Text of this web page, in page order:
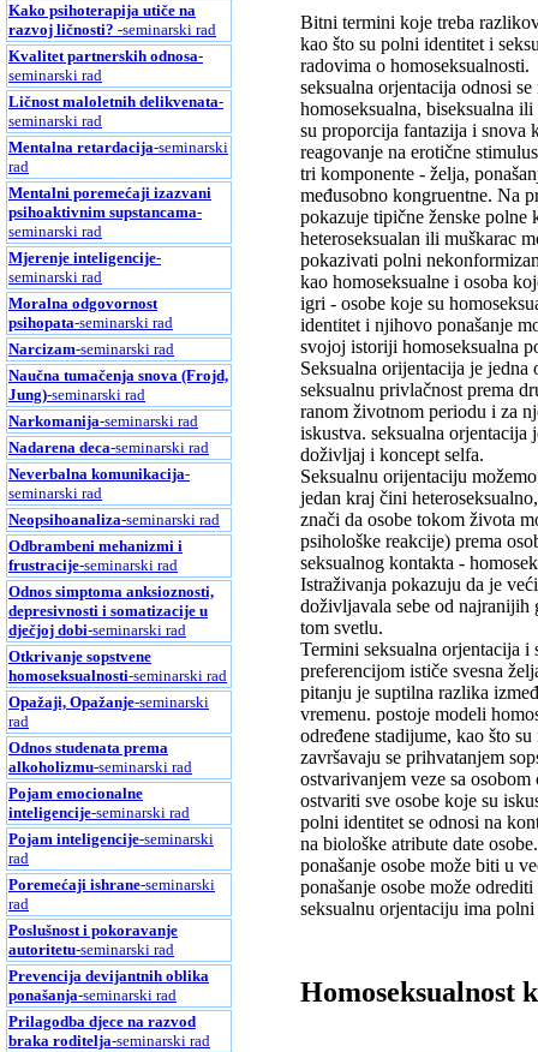
Kako psihoterapija utiče na
razvoj ličnosti? -seminarski rad
Kvalitet partnerskih odnosa-
seminarski rad
Ličnost maloletnih delikvenata-
seminarski rad
Mentalna retardacija-seminarski
rad
Mentalni poremećaji izazvani
psihoaktivnim supstancama-
seminarski rad
Mjerenje inteligencije-
seminarski rad
Moralna odgovornost
psihopata-seminarski rad
Narcizam-seminarski rad
Naučna tumačenja snova (Frojd,
Jung)-seminarski rad
Narkomanija-seminarski rad
Nadarena deca-seminarski rad
Neverbalna komunikacija-
seminarski rad
Neopsihoanaliza-seminarski rad
Odbrambeni mehanizmi i
frustracije-seminarski rad
Odnos simptoma anksioznosti,
depresivnosti i somatizacije u
dječjoj dobi-seminarski rad
Otkrivanje sopstvene
homoseksualnosti-seminarski rad
Opažaji, Opažanje-seminarski
rad
Odnos studenata prema
alkoholizmu-seminarski rad
Pojam emocionalne
inteligencije-seminarski rad
Pojam inteligencije-seminarski
rad
Poremećaji ishrane-seminarski
rad
Poslušnost i pokoravanje
autoritetu-seminarski rad
Prevencija devijantnih oblika
ponašanja-seminarski rad
Prilagodba djece na razvod
braka roditelja-seminarski rad
Bitni termini koje treba
kao što su polni identitet i
radovima o homoseksualnosti.
seksualna orjentacija odnosi
homoseksualna, biseksualna
su proporcija fantazija i snova
reagovanje na erotične
tri komponente - želja,
međusobno kongruentne. Na
pokazuje tipične ženske polne
heteroseksualan ili muškarac
pokazivati polni
kao homoseksualne i osoba
igri - osobe koje su
identitet i njihovo ponašanje
svojoj istoriji homoseksualna
Seksualna orijentacija je
seksualnu privlačnost prema
ranom životnom periodu i za
iskustva. seksualna orjentacija
doživljaj i koncept selfa.
Seksualnu orijentaciju
jedan kraj čini
znači da osobe tokom života
psihološke reakcije) prema
seksualnog kontakta -
Istraživanja pokazuju da je
doživljavala sebe od najranijih
tom svetlu.
Termini seksualna orjentacija i
preferencijom ističe svesna
pitanju je suptilna razlika
vremenu. postoje modeli
određene stadijume, kao što
završavaju se prihvatanjem
ostvarivanjem veze sa
ostvariti sve osobe koje su
polni identitet se odnosi na
na biološke atribute date
ponašanje osobe može biti u
ponašanje osobe može
seksualnu orjentaciju ima
Homoseksualnost